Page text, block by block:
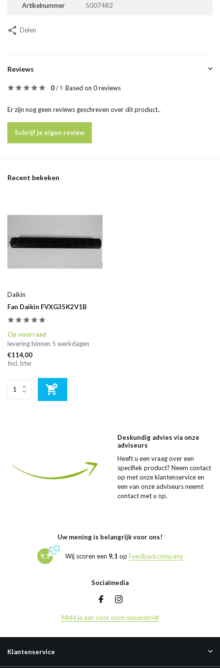
Artikelnummer 5007482
Delen
Reviews
0/ 5 Based on 0 reviews
Er zijn nog geen reviews geschreven over dit product..
Schrijf je eigen review
Recent bekeken
Daikin
Fan Daikin FVXG35K2V1B
Op voorraad
levering binnen 5 werkdagen
€114,00
Incl. btw
Deskundig advies via onze
adviseurs
Heeft u een vraag over een
specifiek product? Neem contact
op met onze klantenservice en
een van onze adviseurs neemt
contact met u op.
Uw mening is belangrijk voor ons!
9,1 Wij scoren een 9,1 op Feedbackcompany
Socialmedia
Meld je aan voor onze nieuwsbrief
Klantenservice